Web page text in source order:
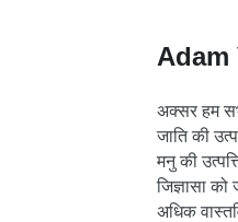
Adam
अक्सर हम
जाति की
मनु की
जिज्ञासा
अधिक